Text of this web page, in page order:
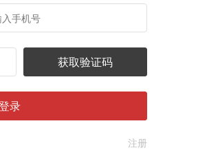
获取验证码
录
注册